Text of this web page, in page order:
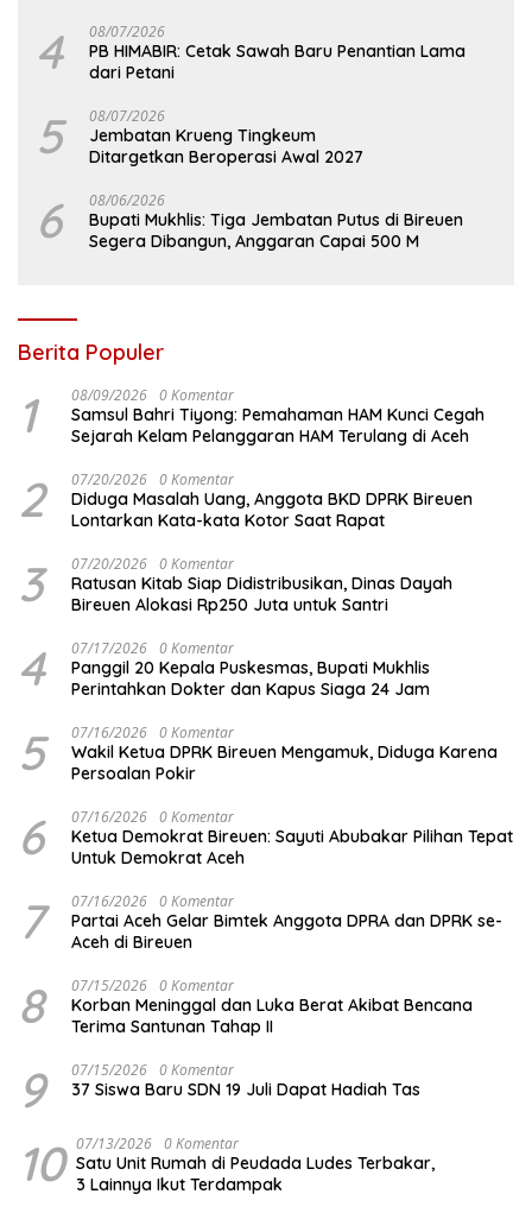
4 08/07/2026
PB HIMABIR: Cetak Sawah Baru Penantian Lama
dari Petani
5 08/07/2026
Jembatan Krueng Tingkeum
Ditargetkan Beroperasi Awal 2027
6 08/06/2026
Bupati Mukhlis: Tiga Jembatan Putus di Bireuen
Segera Dibangun, Anggaran Capai 500 M
Berita Populer
1 08/09/2026 0 Komentar
Samsul Bahri Tiyong: Pemahaman HAM Kunci Cegah
Sejarah Kelam Pelanggaran HAM Terulang di Aceh
2 07/20/2026 0 Komentar
Diduga Masalah Uang, Anggota BKD DPRK Bireuen
Lontarkan Kata-kata Kotor Saat Rapat
3 07/20/2026 0 Komentar
Ratusan Kitab Siap Didistribusikan, Dinas Dayah
Bireuen Alokasi Rp250 Juta untuk Santri
4 07/17/2026 0 Komentar
Panggil 20 Kepala Puskesmas, Bupati Mukhlis
Perintahkan Dokter dan Kapus Siaga 24 Jam
5 07/16/2026 0 Komentar
Wakil Ketua DPRK Bireuen Mengamuk, Diduga Karena
Persoalan Pokir
6 07/16/2026 0 Komentar
Ketua Demokrat Bireuen: Sayuti Abubakar Pilihan Tepat
Untuk Demokrat Aceh
7 07/16/2026 0 Komentar
Partai Aceh Gelar Bimtek Anggota DPRA dan DPRK se-
Aceh di Bireuen
8 07/15/2026 0 Komentar
Korban Meninggal dan Luka Berat Akibat Bencana
Terima Santunan Tahap II
9 07/15/2026 0 Komentar
37 Siswa Baru SDN 19 Juli Dapat Hadiah Tas
10 07/13/2026 0 Komentar
Satu Unit Rumah di Peudada Ludes Terbakar,
3 Lainnya Ikut Terdampak